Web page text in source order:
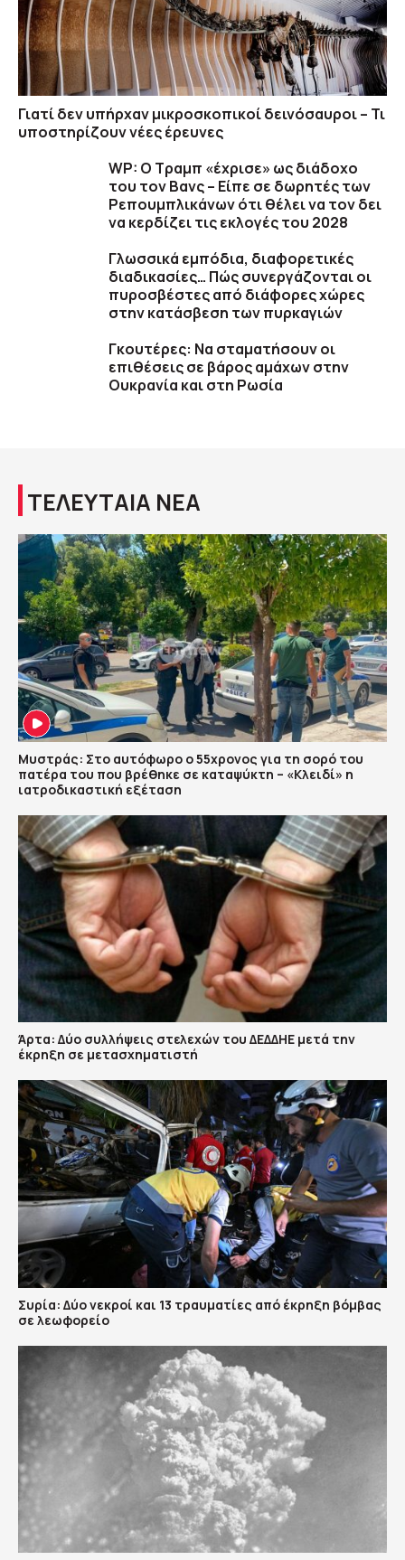
Γιατί δεν υπήρχαν μικροσκοπικοί δεινόσαυροι – Τι
υποστηρίζουν νέες έρευνες
WP: Ο Τραμπ «έχρισε» ως διάδοχο
του τον Βανς – Είπε σε δωρητές των
Ρεπουμπλικάνων ότι θέλει να τον δει
να κερδίζει τις εκλογές του 2028
Γλωσσικά εμπόδια, διαφορετικές
διαδικασίες… Πώς συνεργάζονται οι
πυροσβέστες από διάφορες χώρες
στην κατάσβεση των πυρκαγιών
Γκουτέρες: Να σταματήσουν οι
επιθέσεις σε βάρος αμάχων στην
Ουκρανία και στη Ρωσία
ΤΕΛΕΥΤΑΙΑ ΝΕΑ
Μυστράς: Στο αυτόφωρο ο 55χρονος για τη σορό του
πατέρα του που βρέθηκε σε καταψύκτη – «Κλειδί» η
ιατροδικαστική εξέταση
Άρτα: Δύο συλλήψεις στελεχών του ΔΕΔΔΗΕ μετά την
έκρηξη σε μετασχηματιστή
Συρία: Δύο νεκροί και 13 τραυματίες από έκρηξη βόμβας
σε λεωφορείο